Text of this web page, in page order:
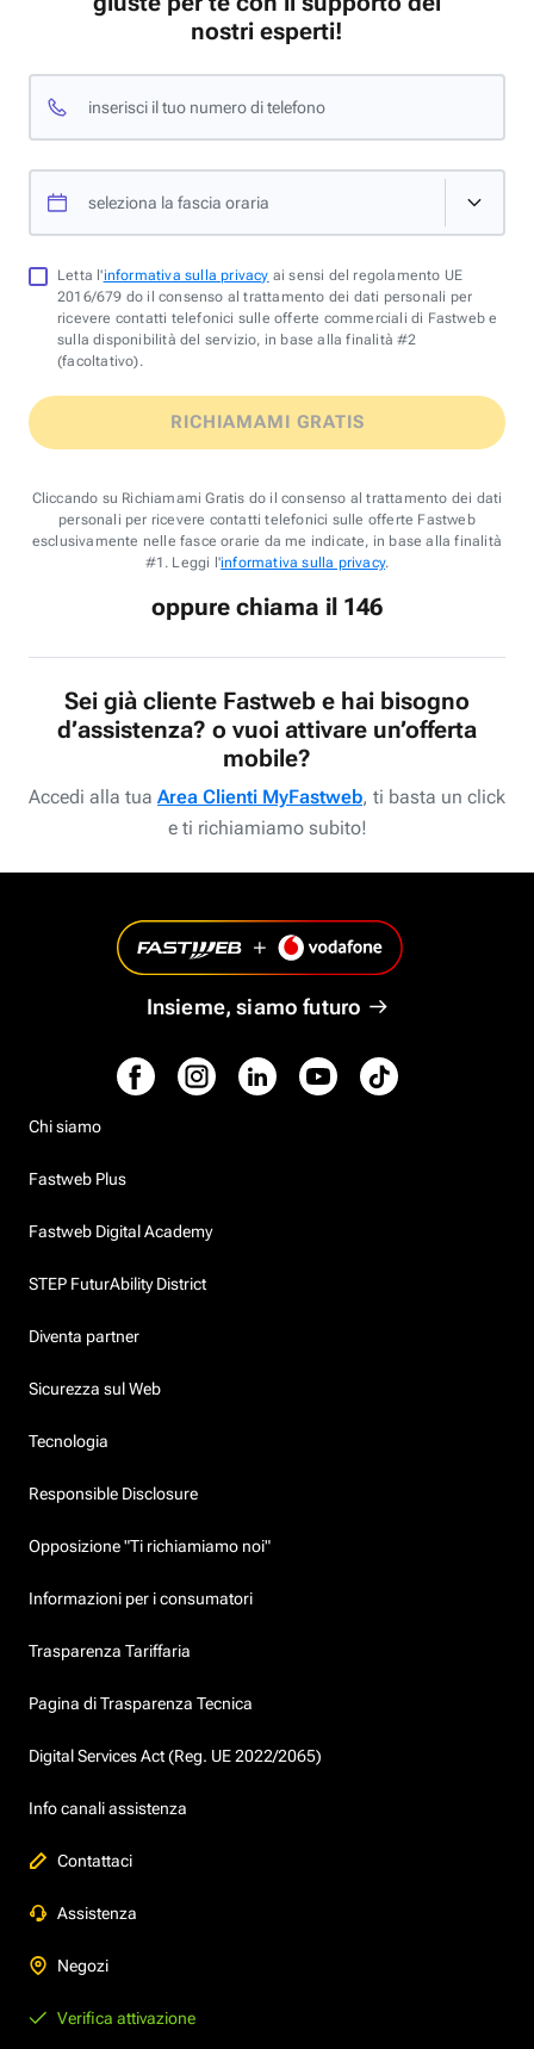
nostri esperti!
inserisci il tuo numero di telefono
seleziona la fascia oraria
Letta l'informativa sulla privacy ai sensi del regolamento UE
2016/679 do il consenso al trattamento dei dati personali per
ricevere contatti telefonici sulle offerte commerciali di Fastweb e
sulla disponibilità del servizio, in base alla finalità #2
(facoltativo).
RICHIAMAMI GRATIS
Cliccando su Richiamami Gratis do il consenso al trattamento dei dati
personali per ricevere contatti telefonici sulle offerte Fastweb
esclusivamente nelle fasce orarie da me indicate, in base alla finalità
#1. Leggi l'informativa sulla privacy.
oppure chiama il 146
Sei già cliente Fastweb e hai bisogno
d’assistenza? o vuoi attivare un’offerta
mobile?
Accedi alla tua Area Clienti MyFastweb, ti basta un click
e ti richiamiamo subito!
Insieme, siamo futuro
Chi siamo
Fastweb Plus
Fastweb Digital Academy
STEP FuturAbility District
Diventa partner
Sicurezza sul Web
Tecnologia
Responsible Disclosure
Opposizione "Ti richiamiamo noi"
Informazioni per i consumatori
Trasparenza Tariffaria
Pagina di Trasparenza Tecnica
Digital Services Act (Reg. UE 2022/2065)
Info canali assistenza
Contattaci
Assistenza
Negozi
Verifica attivazione